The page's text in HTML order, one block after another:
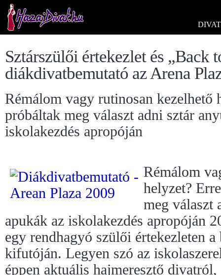
DIVAT
Sztárszülői értekezlet és „Back
diákdivatbemutató az Arena
Rémálom vagy rutinosan kezelhető
próbáltak meg választ adni sztár
iskolakezdés apropóján
Rémálom
helyzet?
meg választ
apukák az iskolakezdés apropóján
egy rendhagyó szülői értekezleten
kifutóján. Legyen szó az
éppen aktuális hajmeresztő divatról,